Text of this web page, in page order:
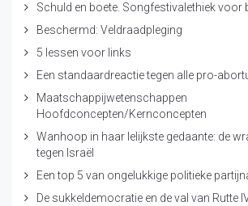
Schuld en boete. Songfestivalethiek voor
Beschermd: Veldraadpleging
5 lessen voor links
Een standaardreactie tegen alle pro-
Maatschappijwetenschappen
Hoofdconcepten/Kernconcepten
Wanhoop in haar lelijkste gedaante: de
tegen Israël
Een top 5 van ongelukkige politieke
De sukkeldemocratie en de val van Rutte